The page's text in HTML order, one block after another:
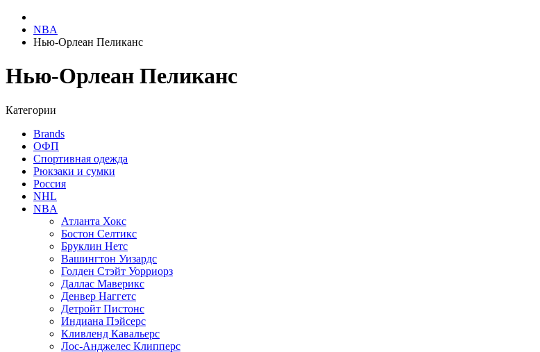
NBA
Нью-Орлеан Пеликанс
Нью-Орлеан Пеликанс
Категории
Brands
ОФП
Спортивная одежда
Рюкзаки и сумки
Россия
NHL
NBA
Атланта Хокс
Бостон Селтикс
Бруклин Нетс
Вашингтон Уизардс
Голден Стэйт Уорриорз
Даллас Маверикс
Денвер Наггетс
Детройт Пистонс
Индиана Пэйсерс
Кливленд Кавальерс
Лос-Анджелес Клипперс